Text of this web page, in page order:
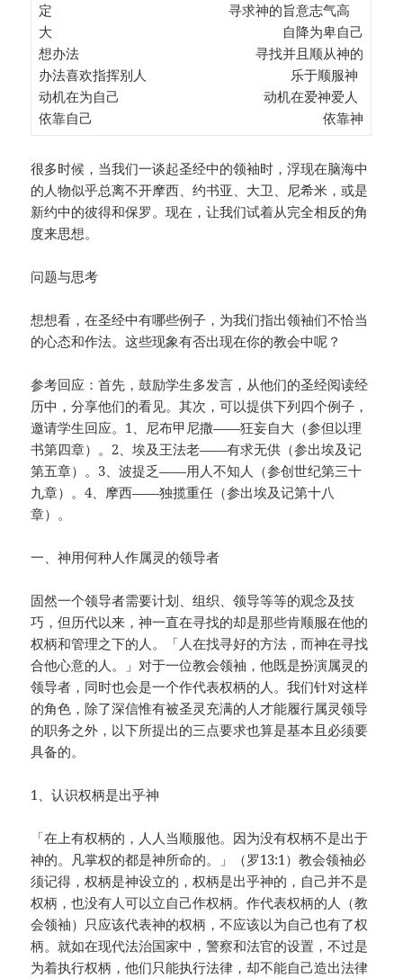
定 寻求神的旨意志气高
大 自降为卑自己
想办法 寻找并且顺从神的
办法喜欢指挥别人 乐于顺服神
动机在为自己 动机在爱神爱人
依靠自己 依靠神
很多时候，当我们一谈起圣经中的领袖时，浮现在脑海中
的人物似乎总离不开摩西、约书亚、大卫、尼希米，或是
新约中的彼得和保罗。现在，让我们试着从完全相反的角
度来思想。
问题与思考
想想看，在圣经中有哪些例子，为我们指出领袖们不恰当
的心态和作法。这些现象有否出现在你的教会中呢？
参考回应：首先，鼓励学生多发言，从他们的圣经阅读经
历中，分享他们的看见。其次，可以提供下列四个例子，
邀请学生回应。1、尼布甲尼撒——狂妄自大（参但以理
书第四章）。2、埃及王法老——有求无供（参出埃及记
第五章）。3、波提乏——用人不知人（参创世纪第三十
九章）。4、摩西——独揽重任（参出埃及记第十八
章）。
一、神用何种人作属灵的领导者
固然一个领导者需要计划、组织、领导等等的观念及技
巧，但历代以来，神一直在寻找的却是那些肯顺服在他的
权柄和管理之下的人。「人在找寻好的方法，而神在寻找
合他心意的人。」对于一位教会领袖，他既是扮演属灵的
领导者，同时也会是一个作代表权柄的人。我们针对这样
的角色，除了深信惟有被圣灵充满的人才能履行属灵领导
的职务之外，以下所提出的三点要求也算是基本且必须要
具备的。
1、认识权柄是出乎神
「在上有权柄的，人人当顺服他。因为没有权柄不是出于
神的。凡掌权的都是神所命的。」（罗13:1）教会领袖必
须记得，权柄是神设立的，权柄是出乎神的，自己并不是
权柄，也没有人可以立自己作权柄。作代表权柄的人（教
会领袖）只应该代表神的权柄，不应该以为自己也有了权
柄。就如在现代法治国家中，警察和法官的设置，不过是
为着执行权柄，他们只能执行法律，却不能自己造出法律